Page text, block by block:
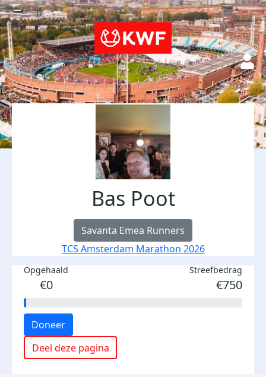
Bas Poot
Savanta Emea Runners
TCS Amsterdam Marathon 2026
Opgehaald
€0
Streefbedrag
€750
Doneer
Deel deze pagina